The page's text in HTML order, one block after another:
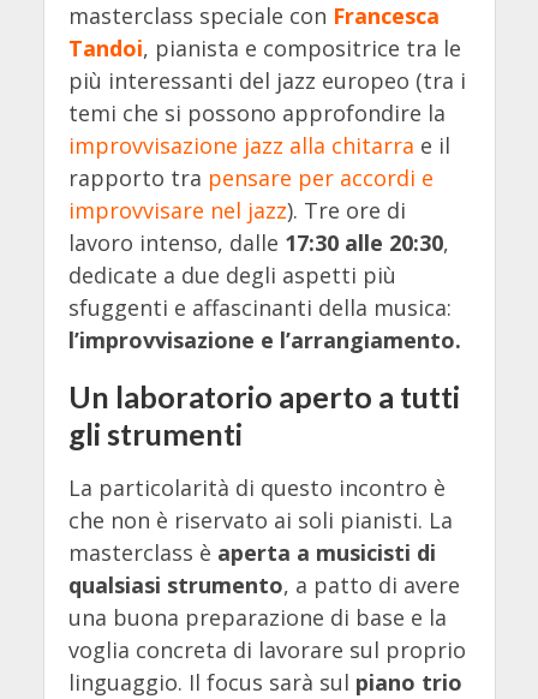
masterclass speciale con Francesca
Tandoi, pianista e compositrice tra le
più interessanti del jazz europeo (tra i
temi che si possono approfondire la
improvvisazione jazz alla chitarra e il
rapporto tra pensare per accordi e
improvvisare nel jazz). Tre ore di
lavoro intenso, dalle 17:30 alle 20:30,
dedicate a due degli aspetti più
sfuggenti e affascinanti della musica:
l’improvvisazione e l’arrangiamento.
Un laboratorio aperto a tutti
gli strumenti
La particolarità di questo incontro è
che non è riservato ai soli pianisti. La
masterclass è aperta a musicisti di
qualsiasi strumento, a patto di avere
una buona preparazione di base e la
voglia concreta di lavorare sul proprio
linguaggio. Il focus sarà sul piano trio